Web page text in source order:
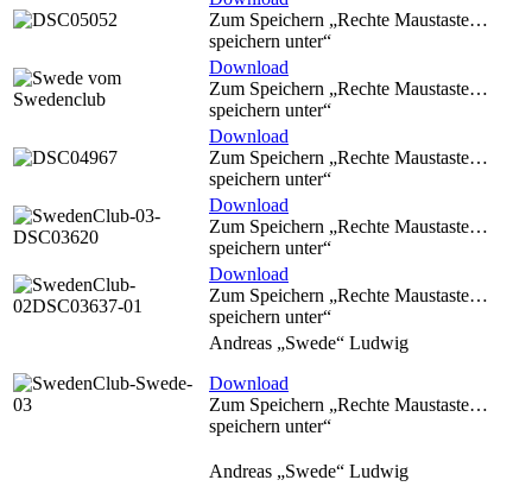
Zum Speichern „Rechte Maustaste…
speichern unter“
Download
Zum Speichern „Rechte Maustaste…
speichern unter“
Download
Zum Speichern „Rechte Maustaste…
speichern unter“
Download
Zum Speichern „Rechte Maustaste…
speichern unter“
Download
Zum Speichern „Rechte Maustaste…
speichern unter“
Andreas „Swede“ Ludwig
Download
Zum Speichern „Rechte Maustaste…
speichern unter“
Andreas „Swede“ Ludwig